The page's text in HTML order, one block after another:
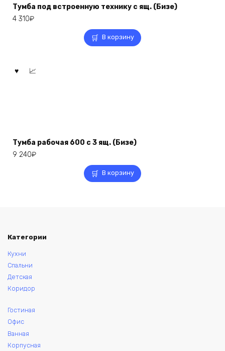
Тумба под встроенную технику с ящ. (Бизе)
4 310₽
В корзину
Тумба рабочая 600 с 3 ящ. (Бизе)
9 240₽
В корзину
Категории
Кухни
Спальни
Детская
Коридор
Гостиная
Офис
Ванная
Корпусная